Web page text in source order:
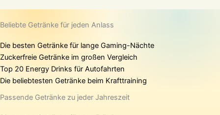
Beliebte Getränke für jeden Anlass
Die besten Getränke für lange Gaming-Nächte
Zuckerfreie Getränke im großen Vergleich
Top 20 Energy Drinks für Autofahrten
Die beliebtesten Getränke beim Krafttraining
Passende Getränke zu jeder Jahreszeit